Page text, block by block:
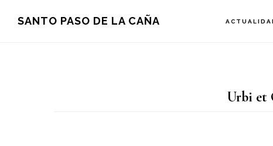
SANTO PASO DE LA CAÑA
Urbi et